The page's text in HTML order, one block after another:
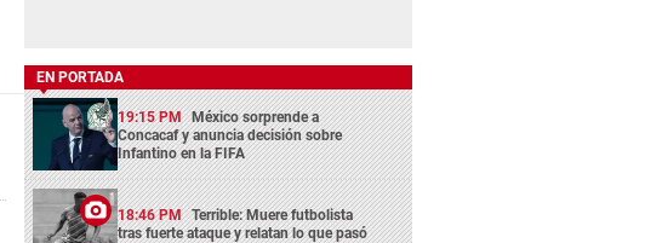
EN PORTADA
19:15 PM México sorprende a
Concacaf y anuncia decisión sobre
Infantino en la FIFA
18:46 PM Terrible: Muere futbolista
tras fuerte ataque y relatan lo que pasó